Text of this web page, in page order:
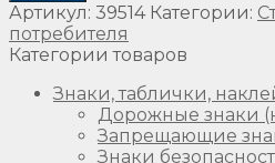
Артикул: 39514 Категории:
потребителя
Категории товаров
Знаки, таблички,
Дорожные знаки
Запрещающие
Знаки